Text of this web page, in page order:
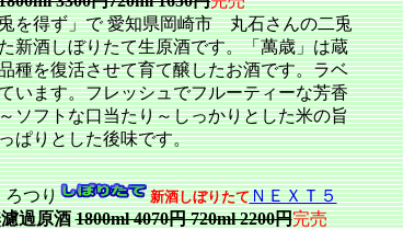
を得ず」で 愛知県岡崎市 丸石さんの二兎
新酒しぼりたて生原酒です。「萬歳」は蔵
種を復活させて育て醸したお酒です。ラベ
います。フレッシュでフルーティーな芳香
ソフトな口当たり～しっかりとした米の旨
ぱりとした後味です。
ろつり
新酒しぼりたてＮＥＸＴ５
過原酒1800ml 4070円 720ml 2200円完売